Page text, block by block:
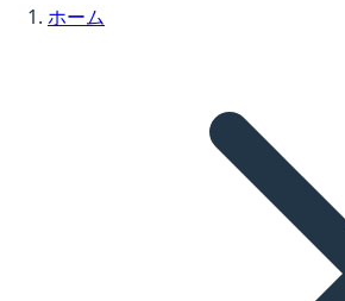
ホーム